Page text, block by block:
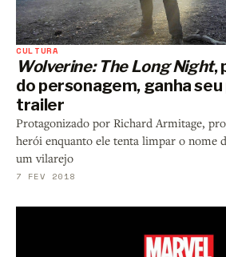
CULTURA
Wolverine: The Long Night,
do personagem, ganha
trailer
Protagonizado por Richard Armitage,
herói enquanto ele tenta limpar o nome
um vilarejo
7 FEV 2018